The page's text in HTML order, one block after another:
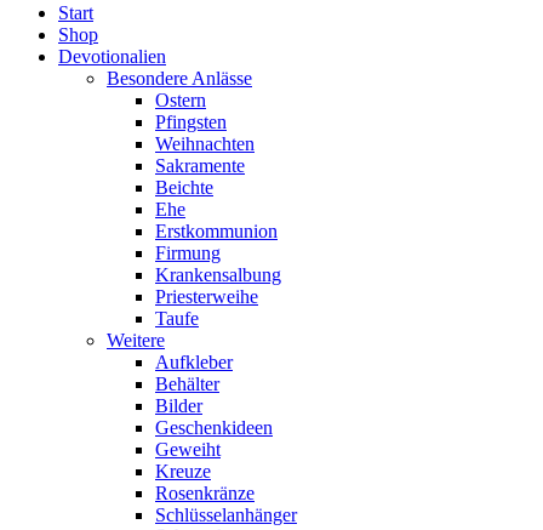
Start
Shop
Devotionalien
Besondere Anlässe
Ostern
Pfingsten
Weihnachten
Sakramente
Beichte
Ehe
Erstkommunion
Firmung
Krankensalbung
Priesterweihe
Taufe
Weitere
Aufkleber
Behälter
Bilder
Geschenkideen
Geweiht
Kreuze
Rosenkränze
Schlüsselanhänger